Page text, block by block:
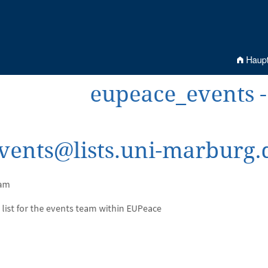
eupeace_events
list for the events team within EUPeace